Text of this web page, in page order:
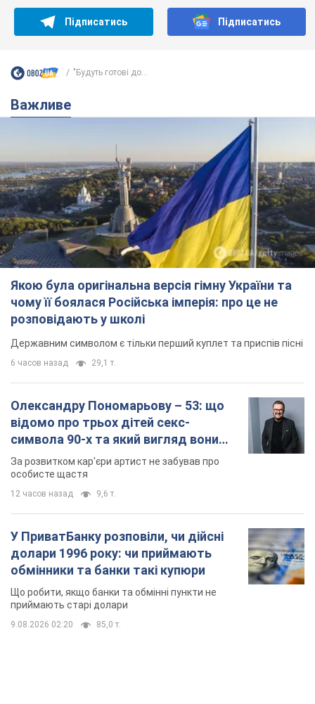
Підписатись Підписатись
"Будуть готові до...
Важливе
Якою була оригінальна версія гімну України та
чому її боялася Російська імперія: про це не
розповідають у школі
Державним символом є тільки перший куплет та приспів пісні
6 часов назад 29,1 т.
Олександру Пономарьову – 53: що
відомо про трьох дітей секс-
символа 90-х та який вигляд вони
мають
За розвитком кар'єри артист не забував про
особисте щастя
12 часов назад 9,6 т.
У ПриватБанку розповіли, чи дійсні
долари 1996 року: чи приймають
обмінники та банки такі купюри
Що робити, якщо банки та обмінні пункти не
приймають старі долари
9.08.2026 02:20 85,0 т.